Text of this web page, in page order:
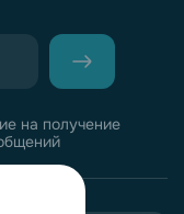
на получение